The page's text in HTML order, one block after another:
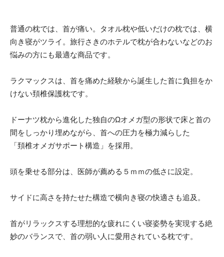
普通の枕では、首が痛い。タオル枕や低いだけの枕では、横
向き寝がツライ。旅行さきのホテルで枕が合わないなどのお
悩みの方にも最適な商品です。
ラクマックスは、首を痛めた経験から誕生した首に負担をか
けない頚椎保護枕です。
ドーナツ枕から進化した独自のΩオメガ型の形状で床と首の
間をしっかり埋めながら、首への圧力を極力減らした
「頚椎オメガサポート構造」を採用。
頭を乗せる部分は、医師が薦める５ｍｍの低さに設定。
サイドに高さを持たせた構造で横向き寝の快適さも追及。
首がリラックスする理想的な疲れにくい寝姿勢を実現する絶
妙のバランスで、首の弱い人に愛用されている枕です。